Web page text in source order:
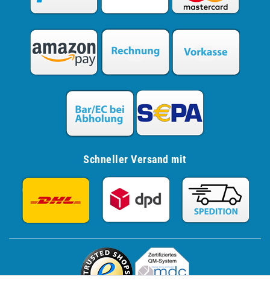
Schneller Versand mit